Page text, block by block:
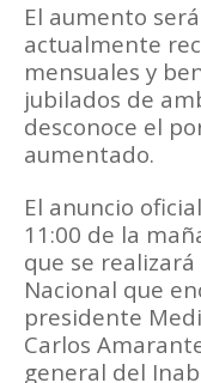
El aumento
actualmente
mensuales y
jubilados de
desconoce el
aumentado.
El anuncio
11:00 de la
que se
Nacional que
presidente
Carlos
general del